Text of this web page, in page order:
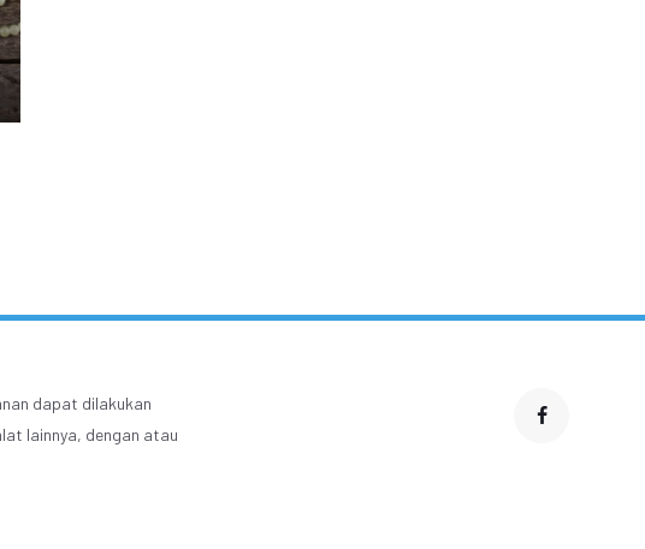
dapat dilakukan
lainnya, dengan atau